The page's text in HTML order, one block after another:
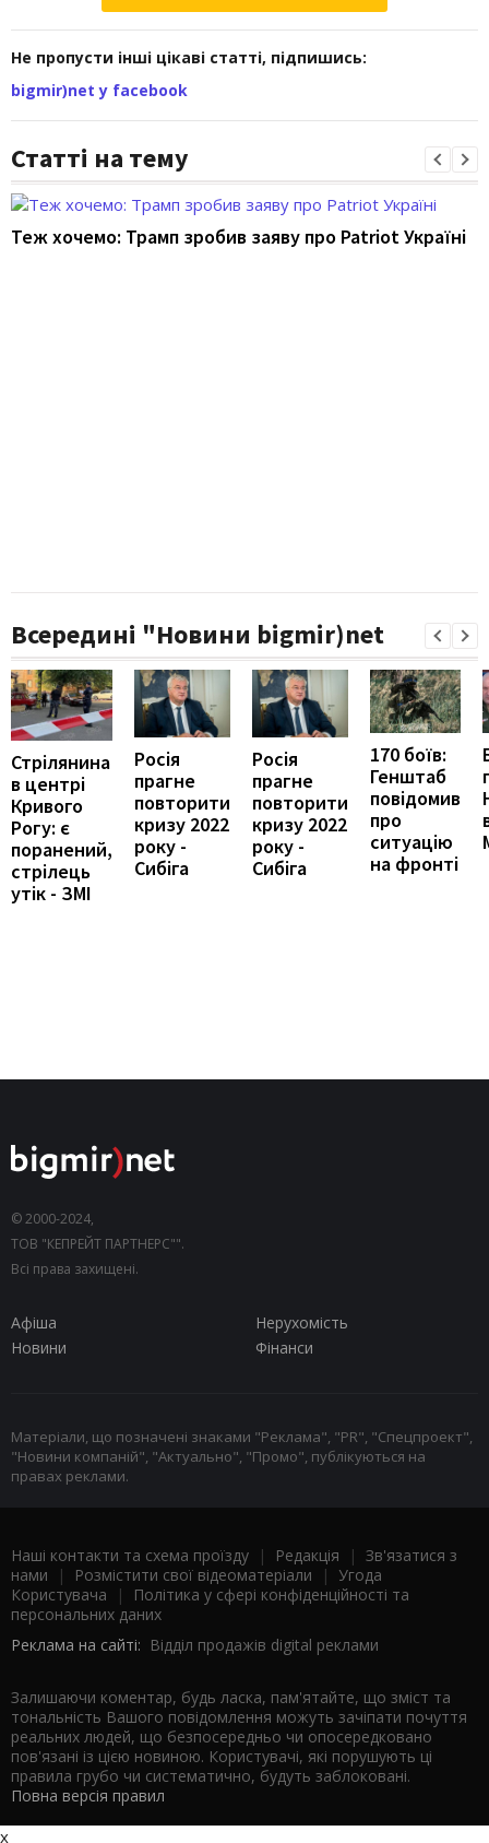
Не пропусти інші цікаві статті, підпишись:
bigmir)net у facebook
Статті на тему
Теж хочемо: Трамп зробив заяву про Patriot Україні
Всередині "Новини bigmir)net
Стрілянина
в центрі
Кривого
Рогу: є
поранений,
стрілець
утік - ЗМІ
Росія
прагне
повторити
кризу 2022
року -
Сибіга
Росія
прагне
повторити
кризу 2022
року -
Сибіга
170 боїв:
Генштаб
повідомив
про
ситуацію
на фронті
© 2000-2024,
ТОВ "КЕПРЕЙТ ПАРТНЕРС"".
Всі права захищені.
Афіша
Нерухомість
Новини
Фінанси
Матеріали, що позначені знаками "Реклама", "PR", "Спецпроект",
"Новини компаній", "Актуально", "Промо", публікуються на
правах реклами.
Наші контакти та схема проїзду | Редакція | Зв'язатися з
нами | Розмістити свої відеоматеріали | Угода
Користувача |
Політика у сфері конфіденційності та
персональних даних
Реклама на сайті: Відділ продажів digital реклами
Залишаючи коментар, будь ласка, пам'ятайте, що зміст та
тональність Вашого повідомлення можуть зачіпати почуття
реальних людей, що безпосередньо чи опосередковано
пов'язані із цією новиною. Користувачі, які порушують ці
правила грубо чи систематично, будуть заблоковані.
Повна версія правил
x